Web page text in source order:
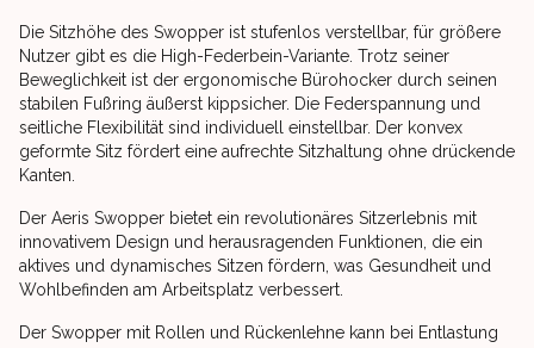
Die Sitzhöhe des Swopper ist stufenlos verstellbar, für größere
Nutzer gibt es die High-Federbein-Variante. Trotz seiner
Beweglichkeit ist der ergonomische Bürohocker durch seinen
stabilen Fußring äußerst kippsicher. Die Federspannung und
seitliche Flexibilität sind individuell einstellbar. Der konvex
geformte Sitz fördert eine aufrechte Sitzhaltung ohne drückende
Kanten.
Der Aeris Swopper bietet ein revolutionäres Sitzerlebnis mit
innovativem Design und herausragenden Funktionen, die ein
aktives und dynamisches Sitzen fördern, was Gesundheit und
Wohlbefinden am Arbeitsplatz verbessert.
Der Swopper mit Rollen und Rückenlehne kann bei Entlastung